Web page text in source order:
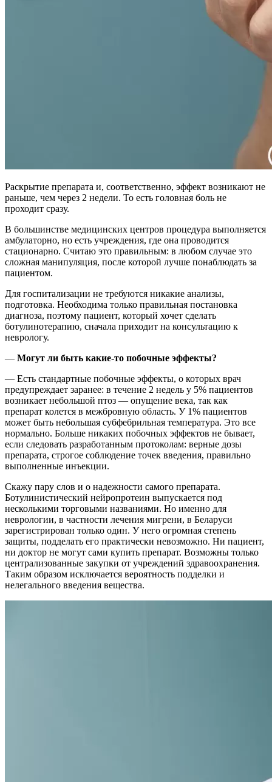
Раскрытие препарата и, соответственно, эффект возникают не
раньше, чем через 2 недели. То есть головная боль не
проходит сразу.
В большинстве медицинских центров процедура выполняется
амбулаторно, но есть учреждения, где она проводится
стационарно. Считаю это правильным: в любом случае это
сложная манипуляция, после которой лучше понаблюдать за
пациентом.
Для госпитализации не требуются никакие анализы,
подготовка. Необходима только правильная постановка
диагноза, поэтому пациент, который хочет сделать
ботулинотерапию, сначала приходит на консультацию к
неврологу.
— Могут ли быть какие-то побочные эффекты?
— Есть стандартные побочные эффекты, о которых врач
предупреждает заранее: в течение 2 недель у 5% пациентов
возникает небольшой птоз — опущение века, так как
препарат колется в межбровную область. У 1% пациентов
может быть небольшая субфебрильная температура. Это все
нормально. Больше никаких побочных эффектов не бывает,
если следовать разработанным протоколам: верные дозы
препарата, строгое соблюдение точек введения, правильно
выполненные инъекции.
Скажу пару слов и о надежности самого препарата.
Ботулинистический нейропротеин выпускается под
несколькими торговыми названиями. Но именно для
неврологии, в частности лечения мигрени, в Беларуси
зарегистрирован только один. У него огромная степень
защиты, подделать его практически невозможно. Ни пациент,
ни доктор не могут сами купить препарат. Возможны только
централизованные закупки от учреждений здравоохранения.
Таким образом исключается вероятность подделки и
нелегального введения вещества.